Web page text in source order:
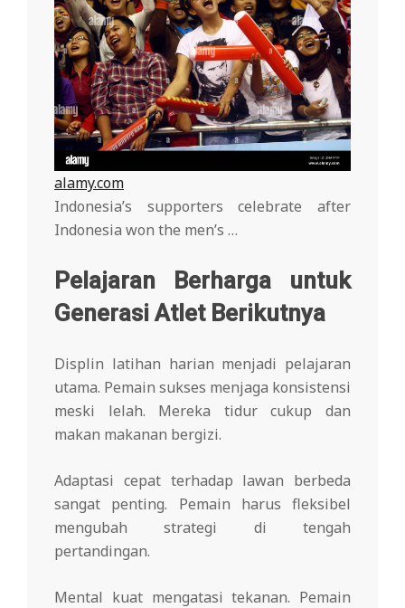
alamy.com
Indonesia’s supporters celebrate after
Indonesia won the men’s …
Pelajaran Berharga untuk
Generasi Atlet Berikutnya
Displin latihan harian menjadi pelajaran
utama. Pemain sukses menjaga konsistensi
meski lelah. Mereka tidur cukup dan
makan makanan bergizi.
Adaptasi cepat terhadap lawan berbeda
sangat penting. Pemain harus fleksibel
mengubah strategi di tengah
pertandingan.
Mental kuat mengatasi tekanan. Pemain